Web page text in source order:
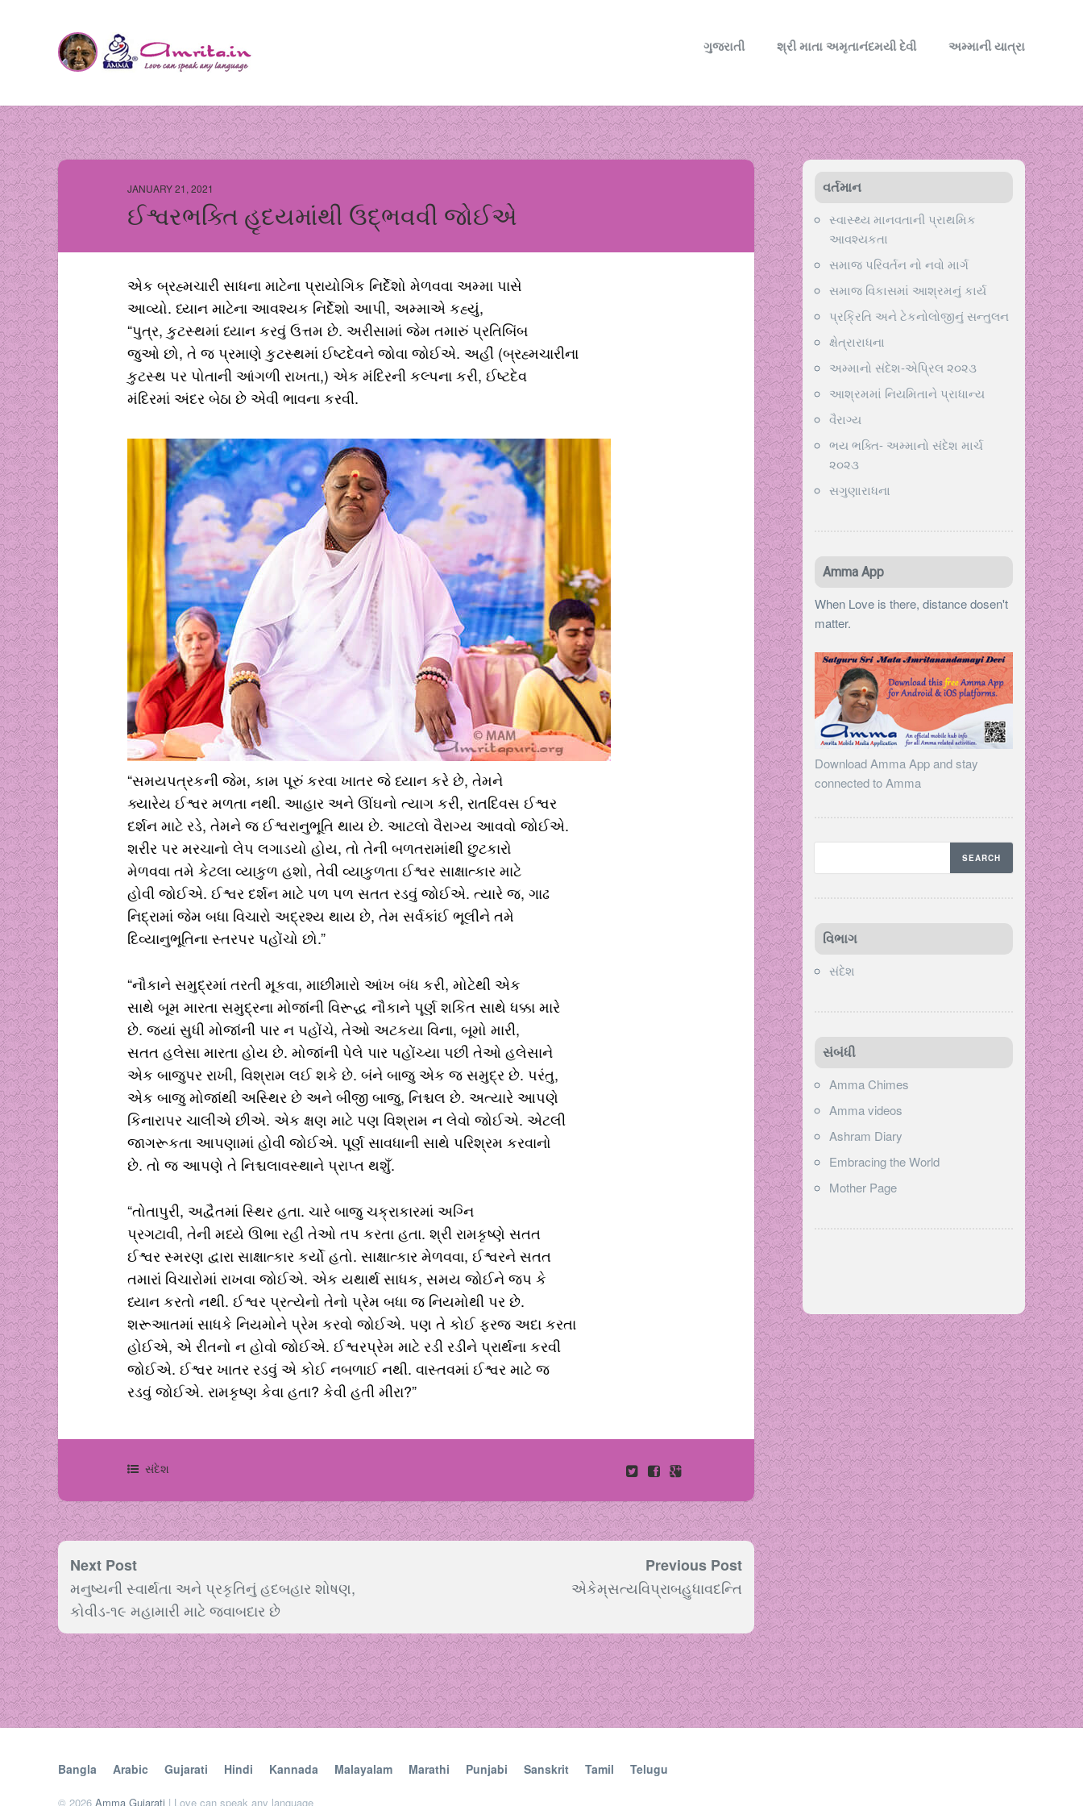
ગુજરાતી શ્રી માતા અમૃતાનંદમયી દેવી અમ્માની યાત્રા
JANUARY 21, 2021
ઈશ્વરભક્તિ હૃદયમાંથી ઉદ્ભવવી જોઈએ
એક બ્રહ્મચારી સાધના માટેના પ્રાયોગિક નિર્દેશો મેળવવા અમ્મા પાસે
આવ્યો. ધ્યાન માટેના આવશ્યક નિર્દેશો આપી, અમ્માએ કહ્યું,
“પુત્ર, કુટસ્થમાં ધ્યાન કરવું ઉત્તમ છે. અરીસામાં જેમ તમારું પ્રતિબિંબ
જુઓ છો, તે જ પ્રમાણે કુટસ્થમાં ઈષ્ટદેવને જોવા જોઈએ. અહીં (બ્રહ્મચારીના
કુટસ્થ પર પોતાની આંગળી રાખતા,) એક મંદિરની કલ્પના કરી, ઈષ્ટદેવ
મંદિરમાં અંદર બેઠા છે એવી ભાવના કરવી.
“સમયપત્રકની જેમ, કામ પૂરું કરવા ખાતર જે ધ્યાન કરે છે, તેમને
ક્યારેય ઈશ્વર મળતા નથી. આહાર અને ઊંઘનો ત્યાગ કરી, રાતદિવસ ઈશ્વર
દર્શન માટે રડે, તેમને જ ઈશ્વરાનુભૂતિ થાય છે. આટલો વૈરાગ્ય આવવો જોઈએ.
શરીર પર મરચાનો લેપ લગાડયો હોય, તો તેની બળતરામાંથી છુટકારો
મેળવવા તમે કેટલા વ્યાકુળ હશો, તેવી વ્યાકુળતા ઈશ્વર સાક્ષાત્કાર માટે
હોવી જોઈએ. ઈશ્વર દર્શન માટે પળ પળ સતત રડવું જોઈએ. ત્યારે જ, ગાઢ
નિદ્રામાં જેમ બધા વિચારો અદ્રશ્ય થાય છે, તેમ સર્વકાંઈ ભૂલીને તમે
દિવ્યાનુભૂતિના સ્તરપર પહોંચો છો.”
“નૌકાને સમુદ્રમાં તરતી મૂકવા, માછીમારો આંખ બંધ કરી, મોટેથી એક
સાથે બૂમ મારતા સમુદ્રના મોજાંની વિરૂદ્ધ નૌકાને પૂર્ણ શકિત સાથે ધક્કા મારે
છે. જ્યાં સુધી મોજાંની પાર ન પહોંચે, તેઓ અટકયા વિના, બૂમો મારી,
સતત હલેસા મારતા હોય છે. મોજાંની પેલે પાર પહોંચ્યા પછી તેઓ હલેસાને
એક બાજુપર રાખી, વિશ્રામ લઈ શકે છે. બંને બાજુ એક જ સમુદ્ર છે. પરંતુ,
એક બાજુ મોજાંથી અસ્થિર છે અને બીજી બાજુ, નિશ્ચલ છે. અત્યારે આપણે
કિનારાપર ચાલીએ છીએ. એક ક્ષણ માટે પણ વિશ્રામ ન લેવો જોઈએ. એટલી
જાગરૂકતા આપણામાં હોવી જોઈએ. પૂર્ણ સાવધાની સાથે પરિશ્રમ કરવાનો
છે. તો જ આપણે તે નિશ્ચલાવસ્થાને પ્રાપ્ત થશુઁ.
“તોતાપુરી, અદ્વૈતમાં સ્થિર હતા. ચારે બાજુ ચક્રાકારમાં અગ્નિ
પ્રગટાવી, તેની મધ્યે ઊભા રહી તેઓ તપ કરતા હતા. શ્રી રામકૃષ્ણે સતત
ઈશ્વર સ્મરણ દ્વારા સાક્ષાત્કાર કર્યો હતો. સાક્ષાત્કાર મેળવવા, ઈશ્વરને સતત
તમારાં વિચારોમાં રાખવા જોઈએ. એક યથાર્થ સાધક, સમય જોઈને જપ કે
ધ્યાન કરતો નથી. ઈશ્વર પ્રત્યેનો તેનો પ્રેમ બધા જ નિયમોથી પર છે.
શરૂઆતમાં સાધકે નિયમોને પ્રેમ કરવો જોઈએ. પણ તે કોઈ ફરજ અદા કરતા
હોઈએ, એ રીતનો ન હોવો જોઈએ. ઈશ્વરપ્રેમ માટે રડી રડીને પ્રાર્થના કરવી
જોઈએ. ઈશ્વર ખાતર રડવું એ કોઈ નબળાઈ નથી. વાસ્તવમાં ઈશ્વર માટે જ
રડવું જોઈએ. રામકૃષ્ણ કેવા હતા? કેવી હતી મીરા?”
સંદેશ
Previous Post
એકેમ્‌સત્યવિપ્રાબહુધાવદન્તિ
Next Post
મનુષ્યની સ્વાર્થતા અને પ્રકૃતિનું હદબહાર શોષણ,
કોવીડ-૧૯ મહામારી માટે જવાબદાર છે
વર્તમાન
સ્વાસ્થ્ય માનવતાની પ્રાથમિક
આવશ્યકતા
સમાજ પરિવર્તન નો નવો માર્ગ
સમાજ વિકાસમાં આશ્રમનું કાર્ય
પ્રક્રિતિ અને ટેકનોલોજીનું સન્તુલન
ક્ષેત્રારાધના
અમ્માનો સંદેશ-એપ્રિલ ૨૦૨૩
આશ્રમમાં નિયમિતાને પ્રાધાન્ય
વૈરાગ્ય
ભય ભક્તિ- અમ્માનો સંદેશ માર્ચ
૨૦૨૩
સગુણારાધના
Amma App
When Love is there, distance dosen't
matter.
Download Amma App and stay
connected to Amma
વિભાગ
સંદેશ
સંબંધી
Amma Chimes
Amma videos
Ashram Diary
Embracing the World
Mother Page
Bangla Arabic Gujarati Hindi Kannada Malayalam Marathi Punjabi Sanskrit Tamil Telugu
© 2026 Amma Gujarati | Love can speak any language